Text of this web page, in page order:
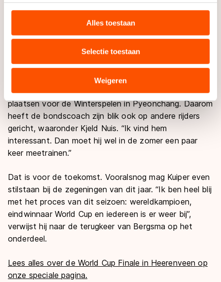
personaliseren, socialmediafuncties te bieden en
websiteverkeer te analyseren. We delen informatie over
combineren met andere gegevens die u aan hen heeft
verstrekt of die zij hebben verzameld via hun services.
Sommige partners kunnen gegevens doorgeven aan
landen buiten de EU, zoals de VS, waar mogelijk geen
adequaat beschermingsniveau geldt volgens de GDPR.
Door op ‘Toestaan’ te klikken, stemt u in met deze
overdracht. Meer informatie vindt u in onscookiebeleid
Alles toestaan
Selectie toestaan
Weigeren
Blokhuijsen, Douwe de Vries en Stroetinga en dat is
nog niet eens de sterkste opstelling. “Naast deze drie
Kramer en Jorrit Bergsma achter de hand”, zegt hij.
Met die vijf rijders kan Kuiper wel wat op weg naar de
Spelen van 2018, al zal hij daar rekening moeten
houden met schaatsers die zich ook individueel
plaatsen voor de Winterspelen in Pyeonchang. Daarom
heeft de bondscoach zijn blik ook op andere rijders
gericht, waaronder Kjeld Nuis. “Ik vind hem
interessant. Dan moet hij wel in de zomer een paar
keer meetrainen.”
Dat is voor de toekomst. Vooralsnog mag Kuiper even
stilstaan bij de zegeningen van dit jaar. “Ik ben heel blij
met het proces van dit seizoen: wereldkampioen,
eindwinnaar World Cup en iedereen is er weer bij”,
verwijst hij naar de terugkeer van Bergsma op het
onderdeel.
Lees alles over de World Cup Finale in Heerenveen op
onze speciale pagina.